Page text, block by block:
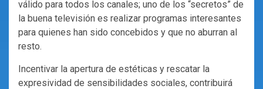
válido para todos los canales; uno de los “secretos” de
la buena televisión es realizar programas interesantes
para quienes han sido concebidos y que no aburran al
resto.
Incentivar la apertura de estéticas y rescatar la
expresividad de sensibilidades sociales, contribuirá